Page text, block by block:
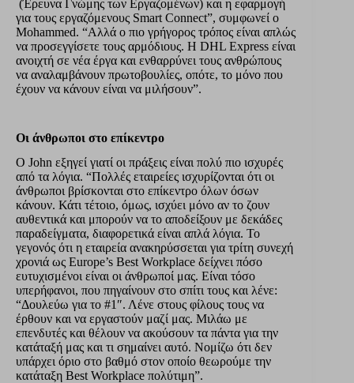
(Έρευνα Γνώμης των Εργαζομένων) και η εφαρμογή
για τους εργαζόμενους Smart Connect”, συμφωνεί ο
Mohammed. “Αλλά ο πιο γρήγορος τρόπος είναι απλώς
να προσεγγίσετε τους αρμόδιους. Η DHL Express είναι
ανοιχτή σε νέα έργα και ενθαρρύνει τους ανθρώπους
να αναλαμβάνουν πρωτοβουλίες, οπότε, το μόνο που
έχουν να κάνουν είναι να μιλήσουν”.
Οι άνθρωποι στο επίκεντρο
Ο John εξηγεί γιατί οι πράξεις είναι πολύ πιο ισχυρές
από τα λόγια. “Πολλές εταιρείες ισχυρίζονται ότι οι
άνθρωποι βρίσκονται στο επίκεντρο όλων όσων
κάνουν. Κάτι τέτοιο, όμως, ισχύει μόνο αν το ζουν
αυθεντικά και μπορούν να το αποδείξουν με δεκάδες
παραδείγματα, διαφορετικά είναι απλά λόγια. Το
γεγονός ότι η εταιρεία ανακηρύσσεται για τρίτη συνεχή
χρονιά ως Europe’s Best Workplace δείχνει πόσο
ευτυχισμένοι είναι οι άνθρωποί μας. Είναι τόσο
υπερήφανοι, που πηγαίνουν στο σπίτι τους και λένε:
“Δουλεύω για το #1″. Λένε στους φίλους τους να
έρθουν και να εργαστούν μαζί μας. Μιλάω με
επενδυτές και θέλουν να ακούσουν τα πάντα για την
κατάταξή μας και τι σημαίνει αυτό. Νομίζω ότι δεν
υπάρχει όριο στο βαθμό στον οποίο θεωρούμε την
κατάταξη Best Workplace πολύτιμη”.